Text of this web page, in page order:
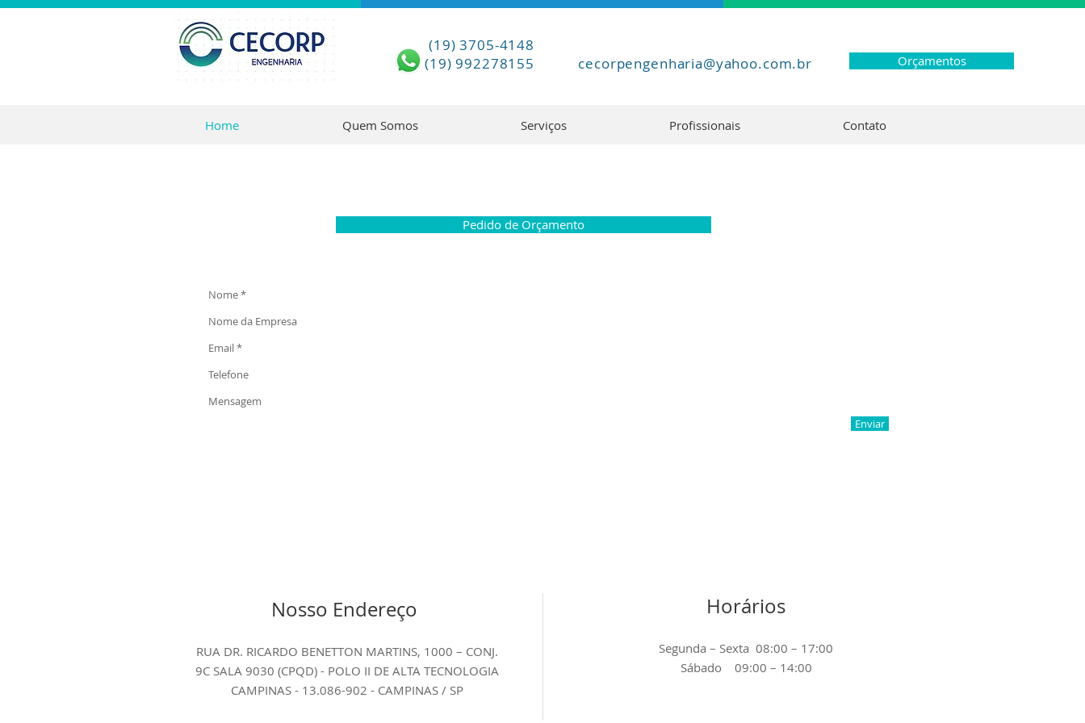
(19) 3705-4148
(19) 992278155
cecorpengenharia@yahoo.com.br Orçamentos
Home Quem Somos Serviços Profissionais Contato
Pedido de Orçamento
Enviar
Nosso Endereço
RUA DR. RICARDO BENETTON MARTINS, 1000 – CONJ.
9C SALA 9030 (CPQD) - POLO II DE ALTA TECNOLOGIA
CAMPINAS - 13.086-902 - CAMPINAS / SP
Horários
Segunda – Sexta 08:00 – 17:00
Sábado 09:00 – 14:00